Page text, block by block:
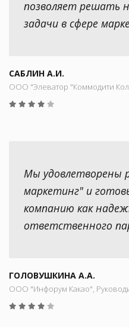
позволяет решать
задачи в сфере
САБЛИН А.И.
ООО "Элеватор "Коммодити
Мы удовлетворены
маркетинг" и
компанию как
ответственного
ГОЛОВУШКИНА А.А.
ООО "Инфорум Какао",